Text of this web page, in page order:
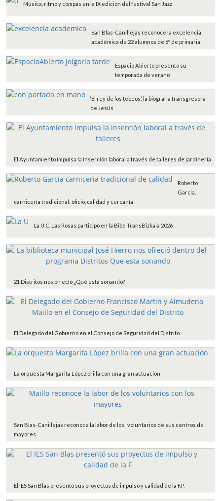
Música, ritmo y compás en la IX edición del festival San Jazz
San Blas-Canillejas reconoce la excelencia
académica de 22 alumnos de 6º de primaria
Espacio Abierto presentó su
temporada de verano
‘El rey de los tebeos’, la biografía transgresora
de Jesús
El Ayuntamiento impulsa la inserción laboral a través de talleres de jardinería
Roberto
García,
carnicería tradicional: oficio, calidad y cercanía
La U.C. Las Rosas participó en la Bibe TransBizkaia 2026
21 Distritos nos ofrecIó ¿Qué está sonando?
El Delegado del Gobierno en el Consejo de Seguridad del Distrito
La orquesta Margarita López brilla con una gran actuación
San Blas-Canillejas reconoce la labor de los voluntarios de sus centros de
mayores
El IES San Blas presentó sus proyectos de impulso y calidad de la F.P.